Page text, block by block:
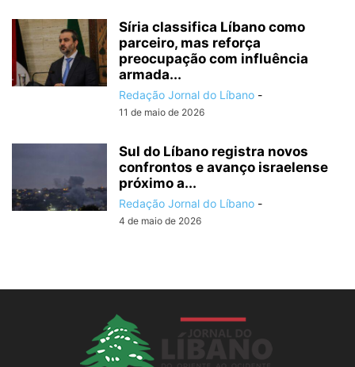
Síria classifica Líbano como
parceiro, mas reforça
preocupação com influência
armada...
Redação Jornal do Líbano -
11 de maio de 2026
Sul do Líbano registra novos
confrontos e avanço israelense
próximo a...
Redação Jornal do Líbano -
4 de maio de 2026